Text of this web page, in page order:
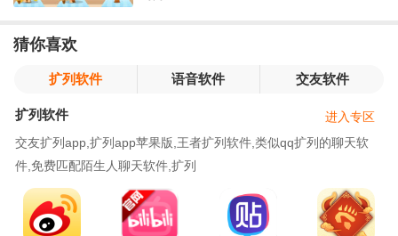
猜你喜欢
扩列软件 语音软件 交友软件
扩列软件
交友扩列app,扩列app苹果版,王者扩列软件,类似qq扩列的聊天软
件,免费匹配陌生人聊天软件,扩列
进入专区